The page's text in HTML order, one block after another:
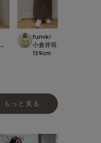
SUPERIOR CLOSET
fumiki
小倉井筒屋SUPERIOR
159cm
もっと見る